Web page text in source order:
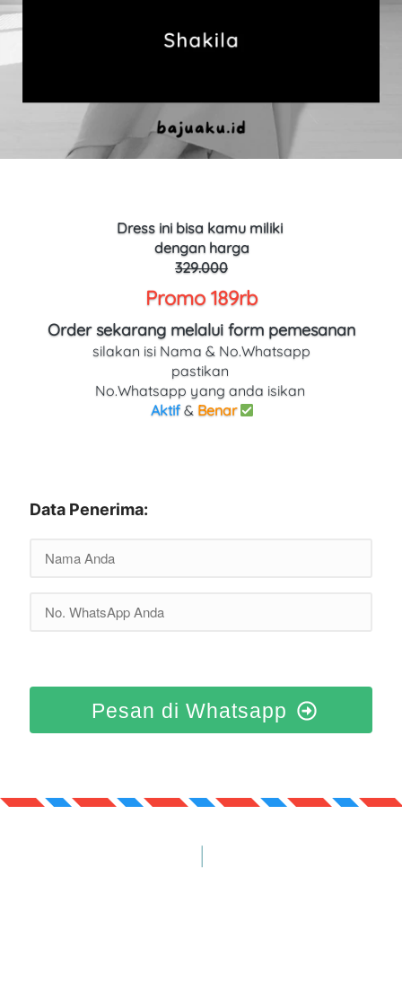
Dress ini bisa kamu miliki
dengan harga
329.000
Promo 189rb
Order sekarang melalui form pemesanan
silakan isi Nama & No.Whatsapp
pastikan
No.Whatsapp yang anda isikan
Aktif & Benar
Data Penerima:
Pesan di Whatsapp